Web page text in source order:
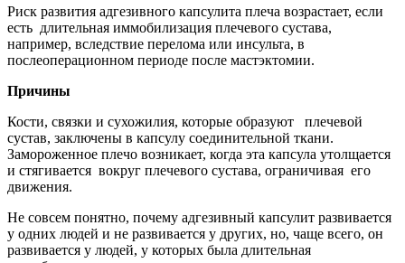
Риск развития адгезивного капсулита плеча возрастает, если
есть длительная иммобилизация плечевого сустава,
например, вследствие перелома или инсульта, в
послеоперационном периоде после мастэктомии.
Причины
Кости, связки и сухожилия, которые образуют ​​плечевой
сустав, заключены в капсулу соединительной ткани.
Замороженное плечо возникает, когда эта капсула утолщается
и стягивается вокруг плечевого сустава, ограничивая его
движения.
Не совсем понятно, почему адгезивный капсулит развивается
у одних людей и не развивается у других, но, чаще всего, он
развивается у людей, у которых была длительная